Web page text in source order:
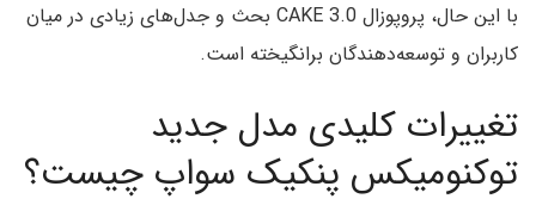
با این حال، پروپوزال CAKE 3.0 بحث و جدل‌های زیادی در میان
کاربران و توسعه‌دهندگان برانگیخته است.
تغییرات کلیدی مدل جدید
توکنومیکس پنکیک سواپ چیست؟